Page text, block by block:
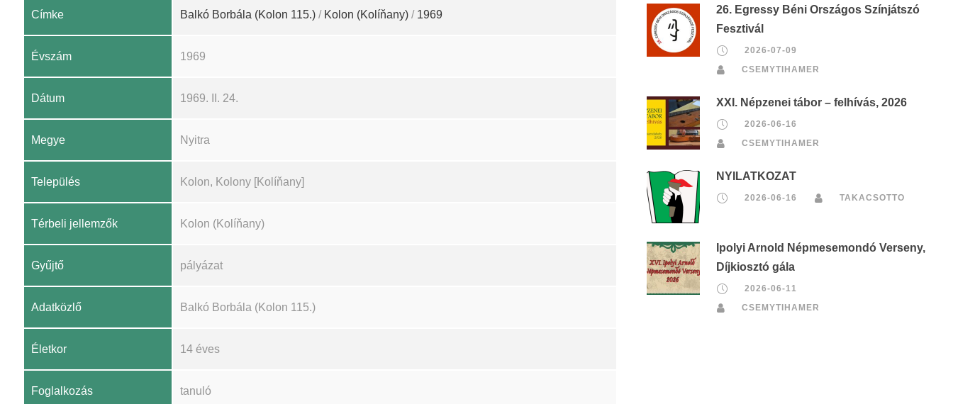
Címke Balkó Borbála (Kolon 115.) / Kolon (Kolíňany) / 1969
Évszám 1969
Dátum 1969. II. 24.
Megye Nyitra
Település Kolon, Kolony [Kolíňany]
Térbeli jellemzők Kolon (Kolíňany)
Gyűjtő pályázat
Adatközlő Balkó Borbála (Kolon 115.)
Életkor 14 éves
Foglalkozás tanuló
26. Egressy Béni Országos Színjátszó
Fesztivál
2026-07-09
CSEMYTIHAMER
XXI. Népzenei tábor – felhívás, 2026
2026-06-16
CSEMYTIHAMER
NYILATKOZAT
2026-06-16 TAKACSOTTO
Ipolyi Arnold Népmesemondó Verseny,
Díjkiosztó gála
2026-06-11
CSEMYTIHAMER